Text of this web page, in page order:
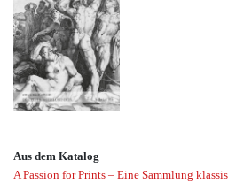
Aus dem Katalog
A Passion for Prints – Eine Sammlung